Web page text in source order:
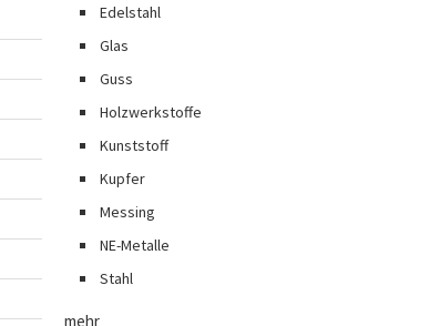
Edelstahl
Glas
Guss
Holzwerkstoffe
Kunststoff
Kupfer
Messing
NE-Metalle
Stahl
mehr